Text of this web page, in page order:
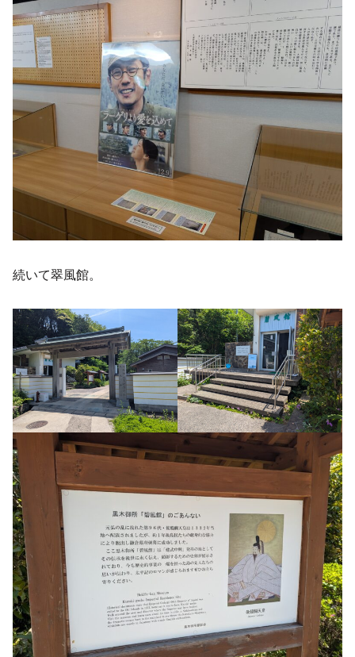
続いて翠風館。